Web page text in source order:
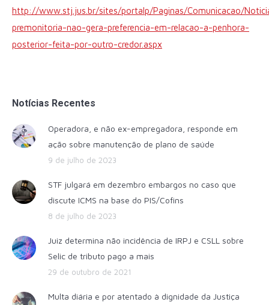
http://www.stj.jus.br/sites/portalp/Paginas/Comunicacao/
premonitoria-nao-gera-preferencia-em-relacao-a-penhora-
posterior-feita-por-outro-credor.aspx
Notícias Recentes
Operadora, e não ex-empregadora, responde em
ação sobre manutenção de plano de saúde
9 de julho de 2023
STF julgará em dezembro embargos no caso que
discute ICMS na base do PIS/Cofins
8 de julho de 2023
Juiz determina não incidência de IRPJ e CSLL sobre
Selic de tributo pago a mais
29 de outubro de 2021
Multa diária e por atentado à dignidade da Justiça